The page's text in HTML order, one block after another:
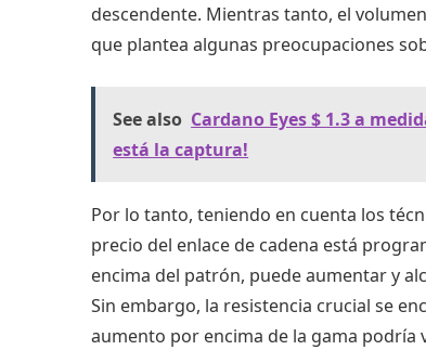
descendente. Mientras tanto, el
que plantea algunas preocupaciones
See also Cardano Eyes $ 1.3 a
está la captura!
Por lo tanto, teniendo en cuenta los
precio del enlace de cadena está
encima del patrón, puede aumentar y
Sin embargo, la resistencia crucial se
aumento por encima de la gama podría